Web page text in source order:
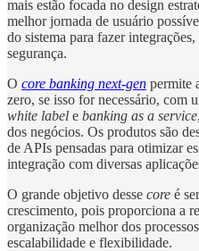
mais estão focada no design
melhor jornada de usuário
do sistema para fazer
segurança.
O core banking next-gen permite
zero, se isso for necessário, com
white label e banking as a service
dos negócios. Os produtos são
de APIs pensadas para otimizar
integração com diversas
O grande objetivo desse core é
crescimento, pois proporciona a
organização melhor dos
escalabilidade e flexibilidade.